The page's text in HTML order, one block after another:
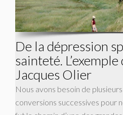
De la dépression
sainteté. L’exemple
Jacques Olier
Nous avons besoin de
conversions successives pour